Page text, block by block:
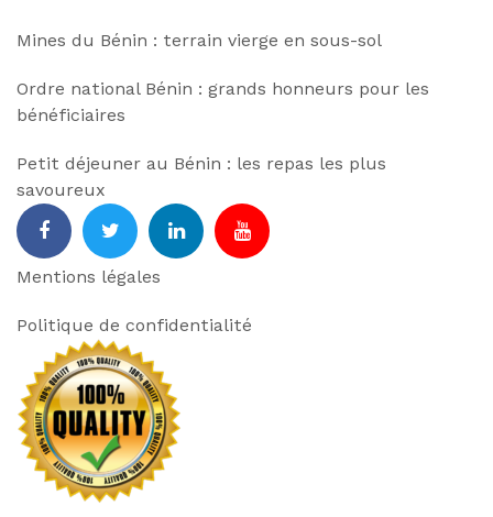
Mines du Bénin : terrain vierge en sous-sol
Ordre national Bénin : grands honneurs pour les
bénéficiaires
Petit déjeuner au Bénin : les repas les plus
savoureux
facebookTwitterLinkedin
Mentions légales
Politique de confidentialité